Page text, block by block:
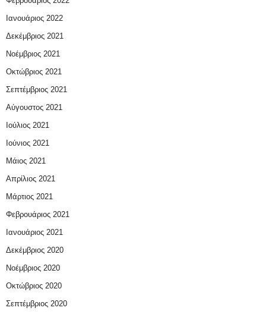
Ιανουάριος 2022
Δεκέμβριος 2021
Νοέμβριος 2021
Οκτώβριος 2021
Σεπτέμβριος 2021
Αύγουστος 2021
Ιούλιος 2021
Ιούνιος 2021
Μάιος 2021
Απρίλιος 2021
Μάρτιος 2021
Φεβρουάριος 2021
Ιανουάριος 2021
Δεκέμβριος 2020
Νοέμβριος 2020
Οκτώβριος 2020
Σεπτέμβριος 2020